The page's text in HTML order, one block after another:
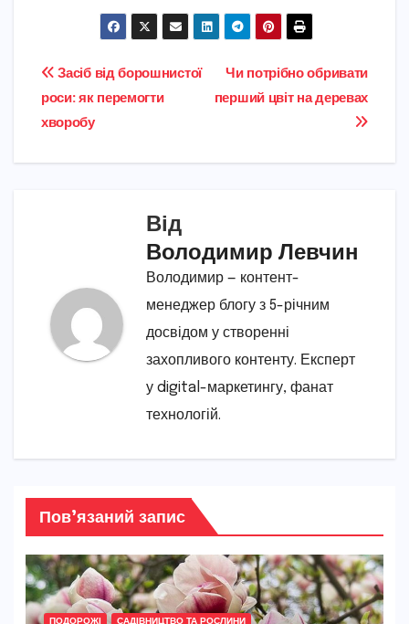
Навігація
записів
Чи потрібно обривати
перший цвіт на деревах
Засіб від борошнистої
роси: як перемогти
хворобу
Від
Володимир Левчин
Володимир — контент-
менеджер блогу з 5-річним
досвідом у створенні
захопливого контенту. Експерт
у digital-маркетингу, фанат
технологій.
Пов’язаний запис
ПОДОРОЖІ САДІВНИЦТВО ТА РОСЛИНИ